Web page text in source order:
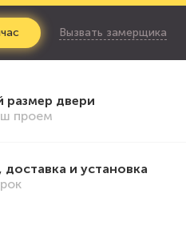
Вызвать замерщика
двери
проем
доставка и установка